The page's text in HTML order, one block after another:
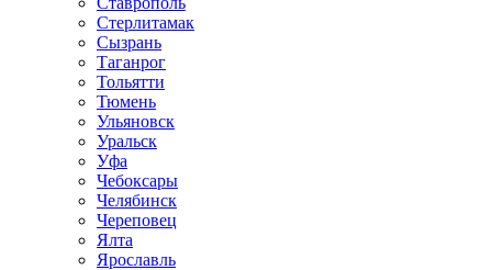
Стерлитамак
Сызрань
Таганрог
Тольятти
Тюмень
Ульяновск
Уральск
Уфа
Чебоксары
Челябинск
Череповец
Ялта
Ярославль